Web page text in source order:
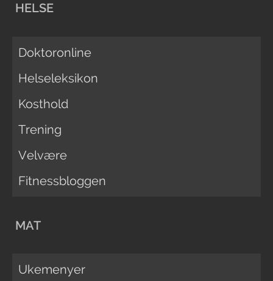
HELSE
Doktoronline
Helseleksikon
Kosthold
Trening
Velvære
Fitnessbloggen
MAT
Ukemenyer